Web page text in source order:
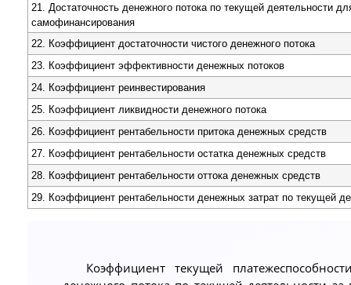
21. Достаточность денежного потока по текущей деятельности
самофинансирования
22. Коэффициент достаточности чистого денежного потока
23. Коэффициент эффективности денежных потоков
24. Коэффициент реинвестирования
25. Коэффициент ликвидности денежного потока
26. Коэффициент рентабельности притока денежных средств
27. Коэффициент рентабельности остатка денежных средств
28. Коэффициент рентабельности оттока денежных средств
29. Коэффициент рентабельности денежных затрат по текущей
Коэффициент текущей